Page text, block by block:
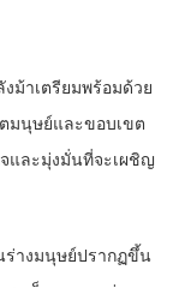
ม้าเตรียมพร้อมด้วย
มนุษย์และขอบเขต
และมุ่งมั่นที่จะเผชิญ
ร่างมนุษย์ปรากฏขึ้น